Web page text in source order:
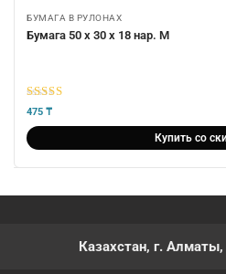
БУМАГА В РУЛОНАХ
Бумага 50 х 30 х 18 нар. М
5из 5
475 ₸
Купить со
Казахстан, г.